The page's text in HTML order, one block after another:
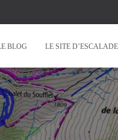
BLOG LE SITE D’ESCALADE